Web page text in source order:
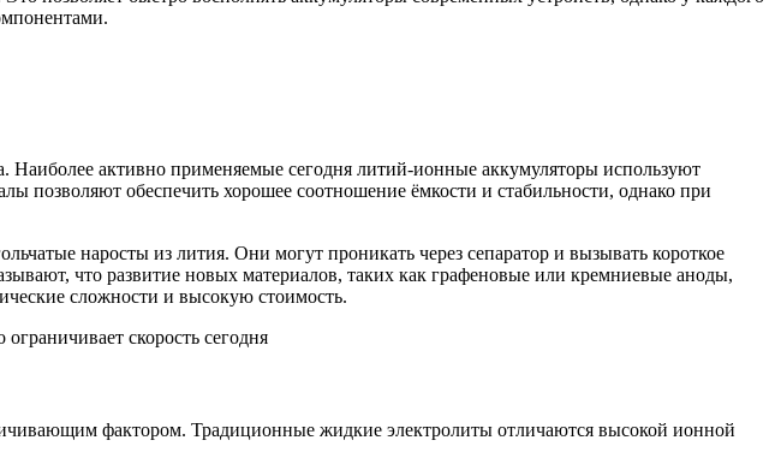
Наиболее активно применяемые сегодня литий-ионные аккумуляторы используют
позволяют обеспечить хорошее соотношение ёмкости и стабильности, однако при
наросты из лития. Они могут проникать через сепаратор и вызывать короткое
что развитие новых материалов, таких как графеновые или кремниевые аноды,
сложности и высокую стоимость.
фактором. Традиционные жидкие электролиты отличаются высокой ионной